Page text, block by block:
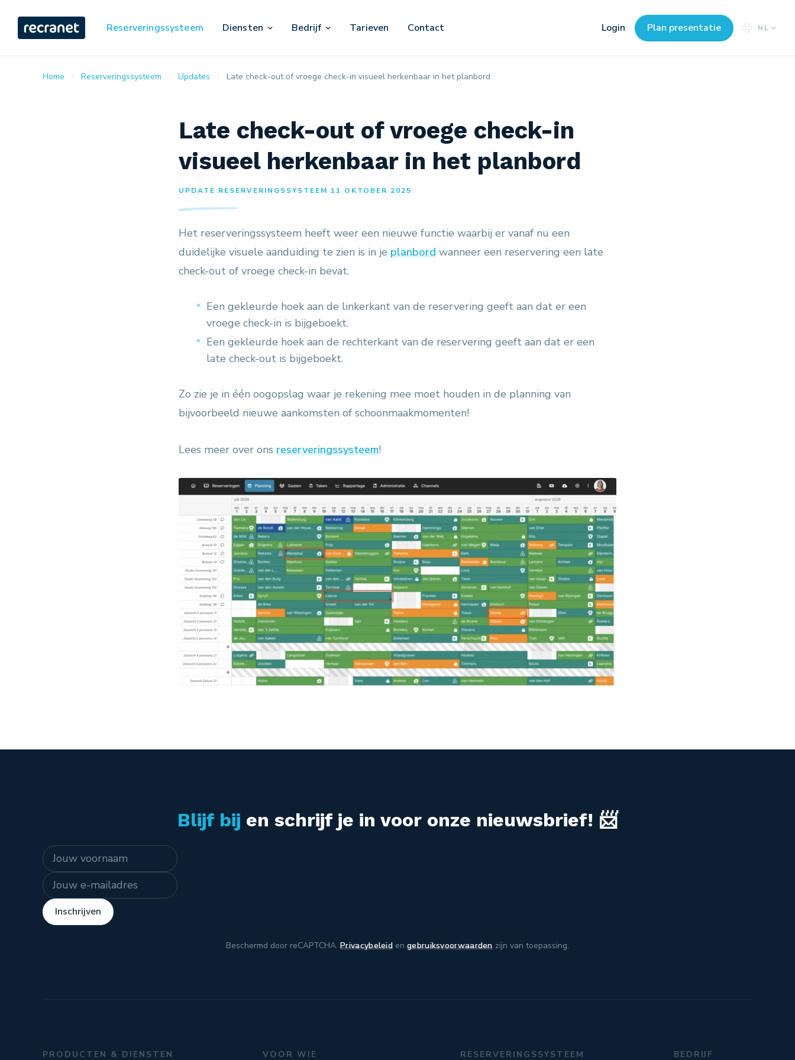
Reserveringssysteem Diensten Bedrijf Tarieven Contact Login Plan presentatie NL
Home Reserveringssysteem Updates Late check-out of vroege check-in visueel herkenbaar in het planbord
Late check-out of vroege check-in
visueel herkenbaar in het planbord
UPDATE RESERVERINGSSYSTEEM 11 OKTOBER 2025
Het reserveringssysteem heeft weer een nieuwe functie waarbij er vanaf nu een
duidelijke visuele aanduiding te zien is in je planbord wanneer een reservering een late
check-out of vroege check-in bevat.
Een gekleurde hoek aan de linkerkant van de reservering geeft aan dat er een
vroege check-in is bijgeboekt.
Een gekleurde hoek aan de rechterkant van de reservering geeft aan dat er een
late check-out is bijgeboekt.
Zo zie je in één oogopslag waar je rekening mee moet houden in de planning van
bijvoorbeeld nieuwe aankomsten of schoonmaakmomenten!
Lees meer over ons reserveringssysteem!
Blijf bij en schrijf je in voor onze nieuwsbrief! 📨
Naam
E-mailadres
Inschrijven
Beschermd door reCAPTCHA.Privacybeleid engebruiksvoorwaardenzijn van toepassing.
PRODUCTEN & DIENSTEN VOOR WIE RESERVERINGSSYSTEEM BEDRIJF